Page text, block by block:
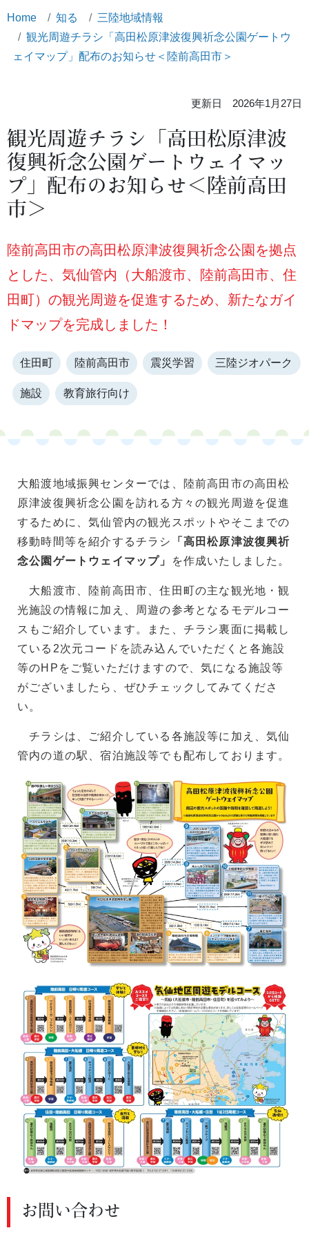
Home 知る
三陸地域情報
観光周遊チラシ「高田松原津波復興祈念公園ゲートウ
ェイマップ」配布のお知らせ＜陸前高田市＞
更新日 2026年1月27日
観光周遊チラシ「高田松原津波
復興祈念公園ゲートウェイマッ
プ」配布のお知らせ＜陸前高田
市＞
陸前高田市の高田松原津波復興祈念公園を拠点
とした、気仙管内（大船渡市、陸前高田市、住
田町）の観光周遊を促進するため、新たなガイ
ドマップを完成しました！
住田町 陸前高田市 震災学習 三陸ジオパーク
施設 教育旅行向け
大船渡地域振興センターでは、陸前高田市の高田松
原津波復興祈念公園を訪れる方々の観光周遊を促進
するために、気仙管内の観光スポットやそこまでの
移動時間等を紹介するチラシ
「高田松原津波復興祈
念公園ゲートウェイマップ」
を作成いたしました。
大船渡市、陸前高田市、住田町の主な観光地・観
光施設の情報に加え、周遊の参考となるモデルコー
スもご紹介しています。また、チラシ裏面に掲載し
ている2次元コードを読み込んでいただくと各施設
等のHPをご覧いただけますので、気になる施設等
がございましたら、ぜひチェックしてみてくださ
い。
チラシは、ご紹介している各施設等に加え、気仙
管内の道の駅、宿泊施設等でも配布しております。
お問い合わせ